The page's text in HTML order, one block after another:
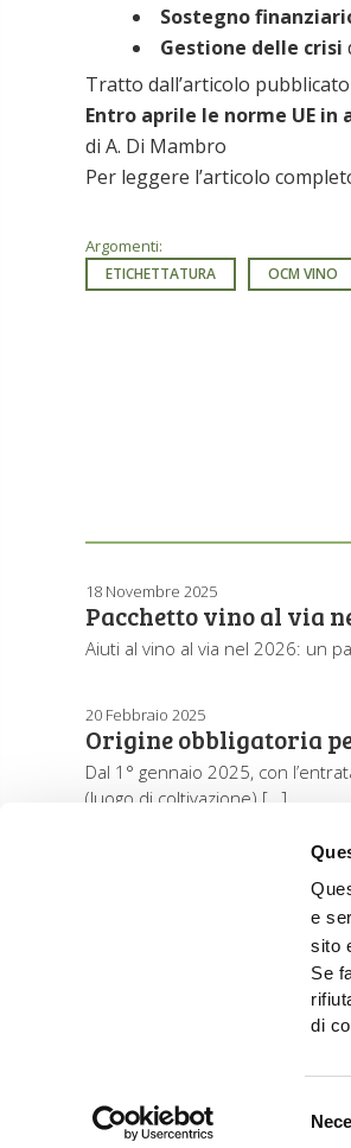
e
sito
Se
di
Sostegno
Gestione delle crisi
Tratto dall’articolo
Entro aprile le norme UE
di A. Di Mambro
Per leggere l’articolo
Argomenti:
ETICHETTATURA OCM VINO
18 Novembre 2025
Pacchetto vino al via
Aiuti al vino al via nel 2026: un
20 Febbraio 2025
Origine obbligatoria
Dal 1° gennaio 2025, con
(luogo di coltivazione) […]
EDIZIONI L'INFORMATORE
© 2026 Edizioni